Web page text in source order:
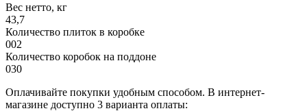
Вес нетто, кг
43,7
Количество плиток в коробке
002
Количество коробок на поддоне
030
Оплачивайте покупки удобным способом. В интернет-
магазине доступно 3 варианта оплаты: